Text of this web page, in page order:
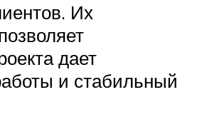
Их
дает
и стабильный